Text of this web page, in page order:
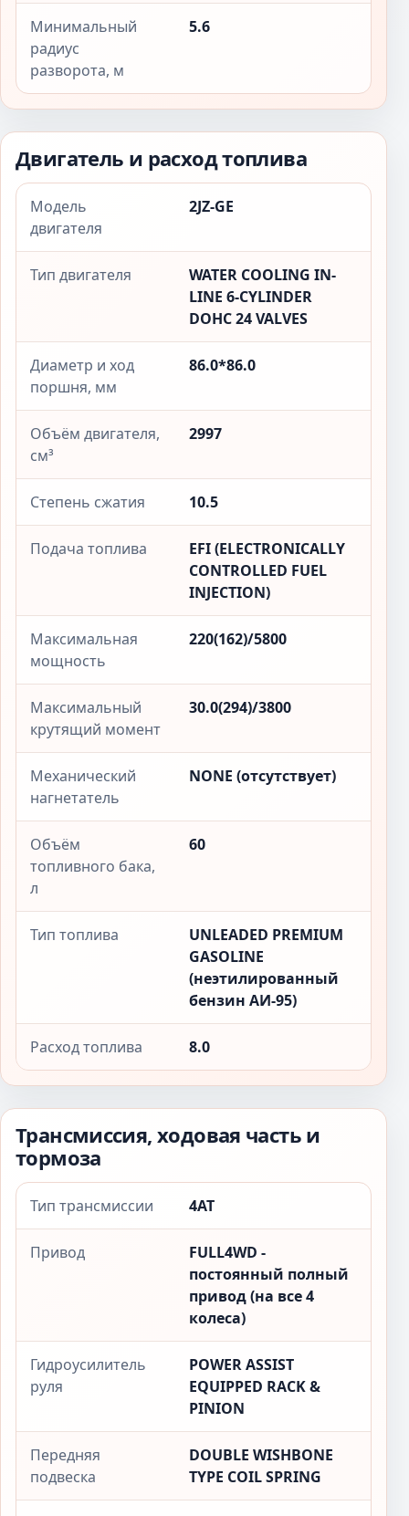
Минимальный
радиус
разворота, м
5.6
Двигатель и расход топлива
Модель
двигателя
2JZ-GE
Тип двигателя
WATER COOLING IN-
LINE 6-CYLINDER
DOHC 24 VALVES
Диаметр и ход
поршня, мм
86.0*86.0
Объём двигателя,
см³
2997
Степень сжатия 10.5
Подача топлива
EFI (ELECTRONICALLY
CONTROLLED FUEL
INJECTION)
Максимальная
мощность
220(162)/5800
Максимальный
крутящий момент
30.0(294)/3800
Механический
нагнетатель
NONE (отсутствует)
Объём
топливного бака,
л
60
Тип топлива
UNLEADED PREMIUM
GASOLINE
(неэтилированный
бензин АИ-95)
Расход топлива 8.0
Трансмиссия, ходовая часть и
тормоза
Тип трансмиссии 4AT
Привод
FULL4WD -
постоянный полный
привод (на все 4
колеса)
Гидроусилитель
руля
POWER ASSIST
EQUIPPED RACK &
PINION
Передняя
подвеска
DOUBLE WISHBONE
TYPE COIL SPRING